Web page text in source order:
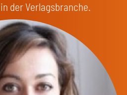
der Verlagsbranche.